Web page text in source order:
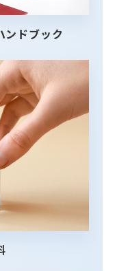
ンドブック